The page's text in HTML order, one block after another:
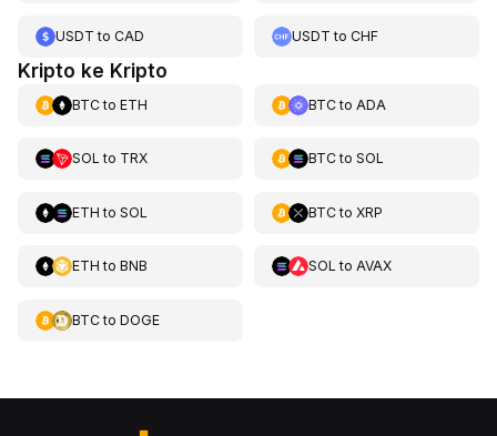
USDT to CAD USDT toCHF
Kripto ke Kripto
BTCto ETH BTCto ADA
SOL to TRX BTCto SOL
ETH to SOL BTCto XRP
ETH to BNB SOL to AVAX
BTCto DOGE